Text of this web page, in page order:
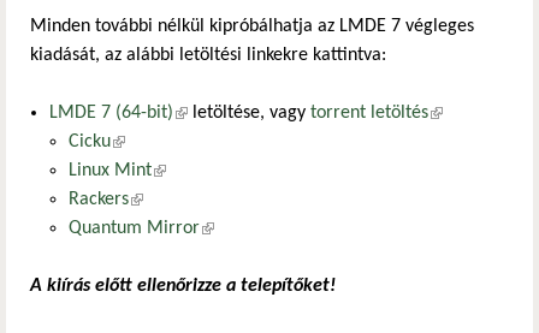
Minden további nélkül kipróbálhatja az LMDE 7 végleges
kiadását, az alábbi letöltési linkekre kattintva:
LMDE 7 (64-bit)(külső hivatkozás)
letöltése, vagy torrent letöltés(külső
Cicku(külső hivatkozás)
Linux Mint(külső hivatkozás)
Rackers(külső hivatkozás)
Quantum Mirror(külső hivatkozás)
A kiírás előtt ellenőrizze a telepítőket!